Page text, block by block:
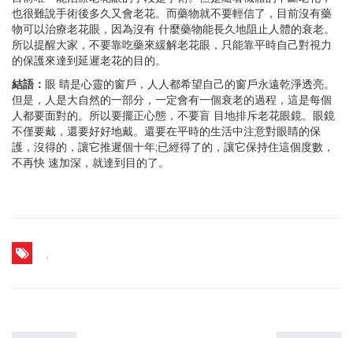
也很難說手術後多久又會老花。而藥物就不要輕信了，目前沒有藥
物可以治療老花眼，因為沒有 什麼藥物能長久地阻止人體的衰老。
所以提醒大家，不要靠吃藥來緩解老花眼，只能靠平時自己對視力
的保護來達到延遲老花的目的。
結語： 眼 睛是心靈的窗戶，人人都希望自己的窗戶永遠乾淨透亮。
但是，人是大自然的一部分，一定會有一個衰老的過程，這是每個
人都要面對的。所以要擺正心態，不要盲 目地排斥老花眼鏡。眼鏡
不僅要戴，還要好好地戴。還要在平時的生活中注意對眼睛的保
護，沒得的，讓它推遲個十年;已經得了的，讓它保持住這個度數，
不再快 速加深，就達到目的了。